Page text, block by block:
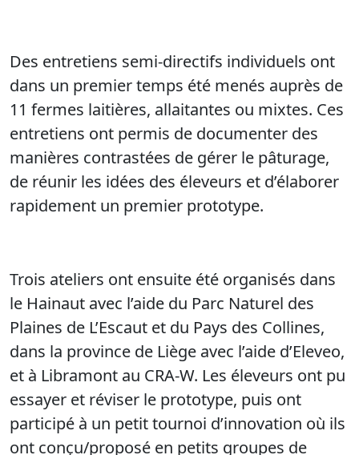
Des entretiens semi-directifs individuels ont
dans un premier temps été menés auprès de
11 fermes laitières, allaitantes ou mixtes. Ces
entretiens ont permis de documenter des
manières contrastées de gérer le pâturage,
de réunir les idées des éleveurs et d’élaborer
rapidement un premier prototype.
Trois ateliers ont ensuite été organisés dans
le Hainaut avec l’aide du Parc Naturel des
Plaines de L’Escaut et du Pays des Collines,
dans la province de Liège avec l’aide d’Eleveo,
et à Libramont au CRA-W. Les éleveurs ont pu
essayer et réviser le prototype, puis ont
participé à un petit tournoi d’innovation où ils
ont conçu/proposé en petits groupes de